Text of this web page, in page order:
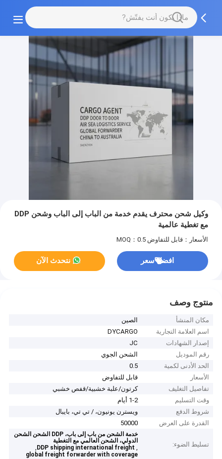
وكيل شحن محترف يقدم خدمة من الباب إلى الباب وشحن DDP
مع تغطية عالمية
الأسعار：قابل للتفاوض MOQ：0.5
افضل سعر نتحدث الآن
منتوج وصف
مكان المنشأ
الصين
اسم العلامة التجارية
DYCARGO
إصدار الشهادات
JC
رقم الموديل
الشحن الجوي
الحد الأدنى لكمية
0.5
الأسعار
قابل للتفاوض
تفاصيل التغليف
كرتون/علبة خشبية/قفص خشبي
وقت التسليم
1-2 أيام
شروط الدفع
ويسترن يونيون، / تي تي، بايبال
القدرة على العرض
50000
تسليط الضوء:
خدمة الشحن من باب إلى باب، DDP الشحن الشحن
الدولي، الشحن العالمي مع التغطية
,
DDP shipping international freight
,
global freight forwarder with coverage